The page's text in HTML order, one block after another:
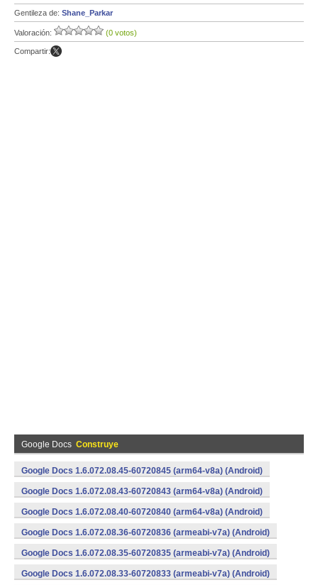
Gentileza de: Shane_Parkar
Valoración: (0 votos)
Compartir:
Google Docs Construye
Google Docs 1.6.072.08.45-60720845 (arm64-v8a) (Android)
Google Docs 1.6.072.08.43-60720843 (arm64-v8a) (Android)
Google Docs 1.6.072.08.40-60720840 (arm64-v8a) (Android)
Google Docs 1.6.072.08.36-60720836 (armeabi-v7a) (Android)
Google Docs 1.6.072.08.35-60720835 (armeabi-v7a) (Android)
Google Docs 1.6.072.08.33-60720833 (armeabi-v7a) (Android)